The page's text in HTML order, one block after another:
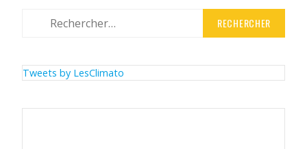
Tweets by LesClimato